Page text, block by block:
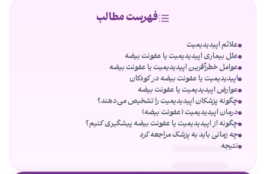
فهرست مطالب
علائم اپیدیدیمیت
علل بیماری اپیدیدیمیت یا عفونت بیضه
عوامل خطرآفرین اپیدیدیمیت یا عفونت بیضه
اپیدیدیمیت یا عفونت بیضه در کودکان
عوارض اپیدیدیمیت یا عفونت بیضه
چگونه پزشکان اپیدیدیمیت را تشخیص می‌دهند؟
درمان اپیدیدیمیت (عفونت بیضه)
چگونه از اپیدیدیمیت یا عفونت بیضه پیشگیری کنیم؟
چه زمانی باید به پزشک مراجعه کرد
نتیجه